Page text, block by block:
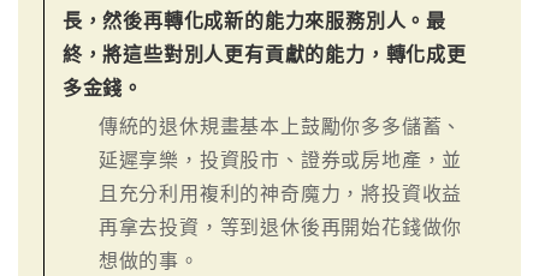
長，然後再轉化成新的能力來服務別人。最
終，將這些對別人更有貢獻的能力，轉化成更
多金錢。
傳統的退休規畫基本上鼓勵你多多儲蓄、
延遲享樂，投資股市、證券或房地產，並
且充分利用複利的神奇魔力，將投資收益
再拿去投資，等到退休後再開始花錢做你
想做的事。